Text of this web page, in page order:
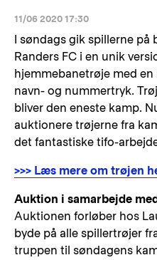
11/06 2020 17:30
I søndags gik spillerne på
Randers FC i en unik
hjemmebanetrøje med
navn- og nummertryk.
bliver den eneste kamp.
auktionere trøjerne fra
det fantastiske tifo-
>>> Læs mere om trøjen
Auktion i samarbejde
Auktionen forløber hos
byde på alle spillertrøjer
truppen til søndagens